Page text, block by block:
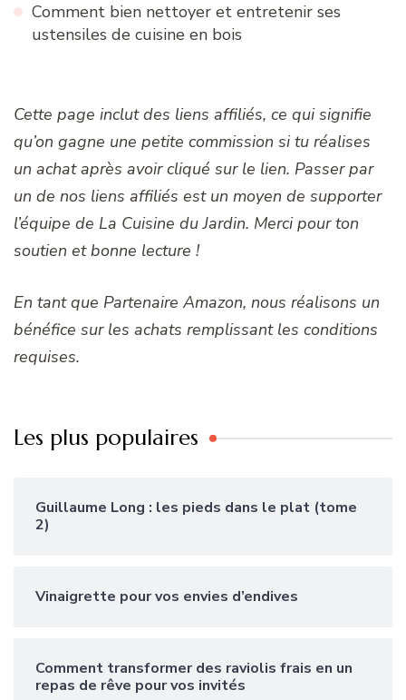
Comment bien nettoyer et entretenir ses
ustensiles de cuisine en bois
Cette page inclut des liens affiliés, ce qui signifie
qu’on gagne une petite commission si tu réalises
un achat après avoir cliqué sur le lien. Passer par
un de nos liens affiliés est un moyen de supporter
l’équipe de La Cuisine du Jardin. Merci pour ton
soutien et bonne lecture !
En tant que Partenaire Amazon, nous réalisons un
bénéfice sur les achats remplissant les conditions
requises.
Les plus populaires
Guillaume Long : les pieds dans le plat (tome
2)
Vinaigrette pour vos envies d’endives
Comment transformer des raviolis frais en un
repas de rêve pour vos invités